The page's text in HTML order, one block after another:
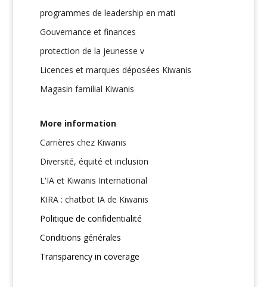
programmes de leadership en mati
Gouvernance et finances
protection de la jeunesse v
Licences et marques déposées Kiwanis
Magasin familial Kiwanis
More information
Carrières chez Kiwanis
Diversité, équité et inclusion
L'IA et Kiwanis International
KIRA : chatbot IA de Kiwanis
Politique de confidentialité
Conditions générales
Transparency in coverage